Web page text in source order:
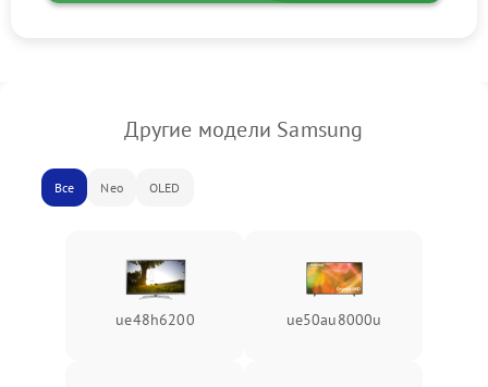
Другие модели Samsung
Все Neo OLED
ue48h6200 ue50au8000u